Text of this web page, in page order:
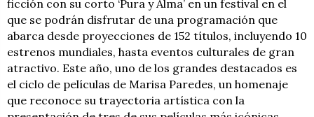
ficción con su corto ‘Pura y Alma’ en un festival en el
que se podrán disfrutar de una programación que
abarca desde proyecciones de 152 títulos, incluyendo 10
estrenos mundiales, hasta eventos culturales de gran
atractivo. Este año, uno de los grandes destacados es
el ciclo de películas de Marisa Paredes, un homenaje
que reconoce su trayectoria artística con la